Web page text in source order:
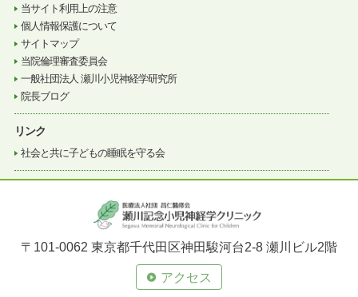
当サイト利用上の注意
個人情報保護について
サイトマップ
当院倫理審査委員会
一般社団法人 瀬川小児神経学研究所
院長ブログ
リンク
社会と共に子どもの睡眠を守る会
〒101-0062 東京都千代田区神田駿河台2-8 瀬川ビル2階
アクセス